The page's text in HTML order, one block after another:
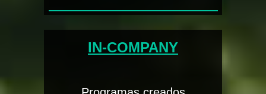
IN-COMPANY